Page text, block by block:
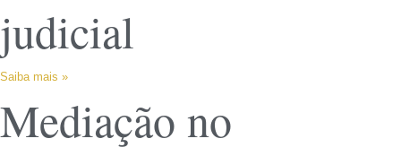
judicial
Saiba mais »
Mediação no